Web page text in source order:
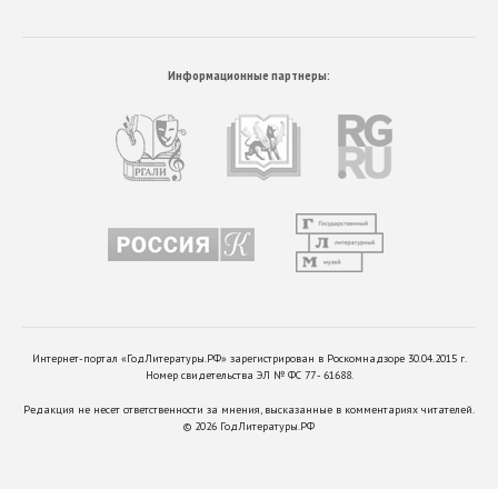
Информационные партнеры:
Интернет-портал «ГодЛитературы.РФ» зарегистрирован в Роскомнадзоре 30.04.2015 г.
Номер свидетельства ЭЛ № ФС 77 - 61688.
Редакция не несет ответственности за мнения, высказанные в комментариях читателей.
© 2026 ГодЛитературы.РФ